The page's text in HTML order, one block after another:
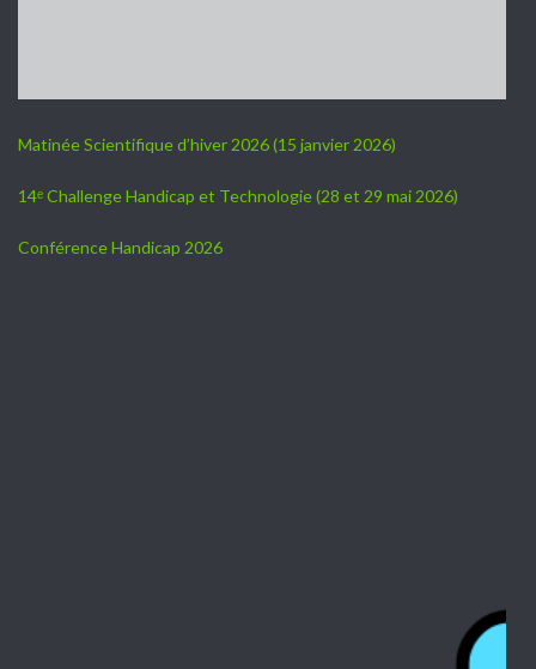
Matinée Scientifique d’hiver 2026 (15 janvier 2026)
14ᵉ Challenge Handicap et Technologie (28 et 29 mai 2026)
Conférence Handicap 2026